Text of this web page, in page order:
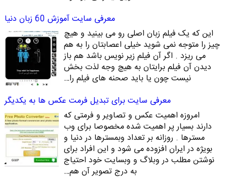
معرفی سایت آموزش 60 زبان دنیا
این که یک فیلم زبان اصلی رو می بینید و هیچ
چیز را متوجه نمی شوید خیلی اعصابتان را به هم
می ریزد . اگر آن فیلم زیر نویس باشد هم باز
دیدن آن فیلم برایتان به هیچ وجه لذت بخش
نیست چون یا باید صحنه های فیلم را…
معرفی سایت برای تبدیل فرمت عکس ها به یکدیگر
امروزه اهمیت عکس و تصاویر و فرمتی که
دارند بسیار پر اهمیت شده مخصوصا برای وب
مسترها . روزانه بر تعداد وبمسترها در دنیا و
بویژه در ایران افزوده می شود و این افراد برای
نوشتن مطلب در وبلاگ و وبسایت خود احتیاج
به درج تصویر آن هم…